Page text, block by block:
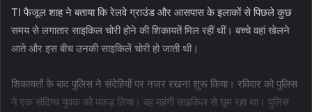
TI फैजूल शाह ने बताया कि रेलवे ग्राउंड और आसपास के इलाकों से पिछले कुछ
समय से लगातार साइकिल चोरी होने की शिकायतें मिल रहीं थीं। बच्चे वहां खेलने
आते और इस बीच उनकी साइकिलें चोरी हो जाती थी।
शिकायतों के बाद पुलिस ने संदेहियों पर नजर रखना शुरू किया। रविवार को पुलिस
ने एक संदिग्ध युवक को पकड़ लिया। वह महंगी साइकिल से घूम रहा था। पुलिस